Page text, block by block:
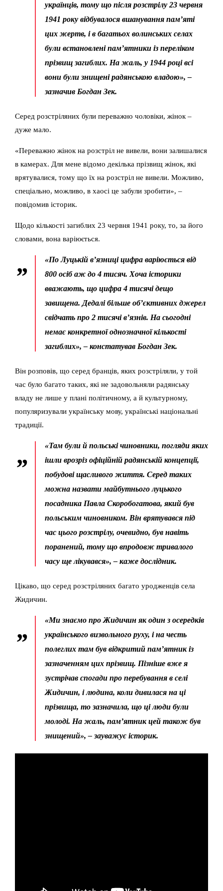
українців, тому що після розстрілу 23 червня
1941 року відбувалося вшанування пам’яті
цих жертв, і в багатьох волинських селах
були встановлені пам’ятники із переліком
прізвищ загиблих. На жаль, у 1944 році всі
вони були знищені радянською владою», –
зазначив Богдан Зек.
Серед розстріляних були переважно чоловіки, жінок –
дуже мало.
«Переважно жінок на розстріл не вивели, вони залишалися
в камерах. Для мене відомо декілька прізвищ жінок, які
врятувалися, тому що їх на розстріл не вивели. Можливо,
спеціально, можливо, в хаосі це забули зробити», –
повідомив історик.
Щодо кількості загиблих 23 червня 1941 року, то, за його
словами, вона варіюється.
«По Луцькій в’язниці цифра варіюється від
800 осіб аж до 4 тисяч. Хоча історики
вважають, що цифра 4 тисячі дещо
завищена. Дедалі більше об’єктивних джерел
свідчать про 2 тисячі в’язнів. На сьогодні
немає конкретної однозначної кількості
загиблих», – констатував Богдан Зек.
Він розповів, що серед бранців, яких розстріляли, у той
час було багато таких, які не задовольняли радянську
владу не лише у плані політичному, а й культурному,
популяризували українську мову, українські національні
традиції.
«Там були й польські чиновники, погляди яких
ішли врозріз офіційній радянській концепції,
побудові щасливого життя. Серед таких
можна назвати майбутнього луцького
посадника Павла Скоробогатова, який був
польським чиновником. Він врятувався під
час цього розстрілу, очевидно, був навіть
поранений, тому що впродовж тривалого
часу ще лікувався», – каже дослідник.
Цікаво, що серед розстріляних багато уродженців села
Жидичин.
«Ми знаємо про Жидичин як один з осередків
українського визвольного руху, і на честь
полеглих там був відкритий пам’ятник із
зазначенням цих прізвищ. Пізніше вже я
зустрічав спогади про перебування в селі
Жидичин, і людина, коли дивилася на ці
прізвища, то зазначила, що ці люди були
молоді. На жаль, пам’ятник цей також був
знищений», – зауважує історик.